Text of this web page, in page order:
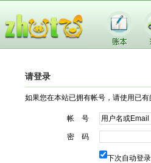
请登录
如果您在本站已拥有帐号，请使用已
帐 号
密 码
下次自动登录